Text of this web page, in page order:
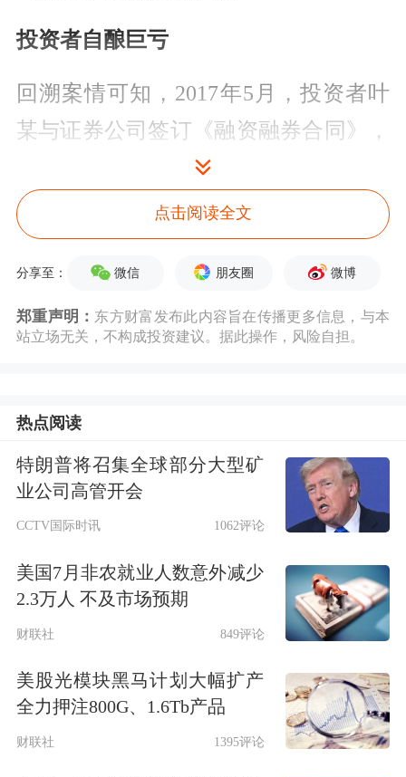
投资者自酿巨亏
回溯案情可知，2017年5月，投资者叶
某与证券公司签订《融资融券合同》，
开启了杠杆交易。根据监管规定，
融券
交易只能针对交易所指定的“标的
证券”，且账户维持担保比例低于130%
时，券商有权强制平仓。
但求财心切的叶某为突破这一限制，设
第一步，他先融券卖出300ETF等标的
证券，形成融券负债；
第二步，再通过融资买入相同数量的同
第三步，将融资买入的证券以“现券还
券”的方式偿还融券负债，从而将融券
负债解冻转化为信用账户中的“自有资
金”；
点击阅读全文
分享至： 微信 朋友圈 微博
郑重声明： 东方财富发布此内容旨在传播更多信息，与本
站立场无关，不构成投资建议。据此操作，风险自担。
热点阅读
特朗普将召集全球部分大型矿
业公司高管开会
CCTV国际时讯 1062评论
美国7月非农就业人数意外减少
2.3万人 不及市场预期
财联社 849评论
美股光模块黑马计划大幅扩产
全力押注800G、1.6Tb产品
财联社 1395评论